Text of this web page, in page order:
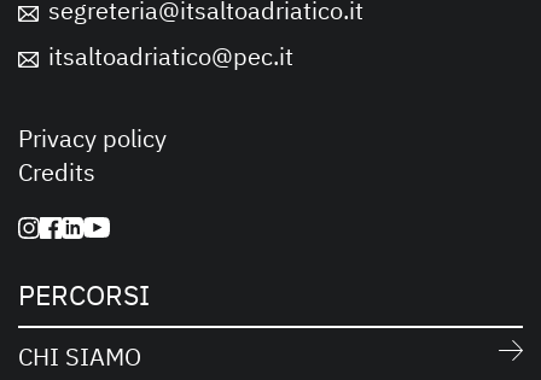
segreteria@itsaltoadriatico.it
itsaltoadriatico@pec.it
Privacy policy
Credits
PERCORSI
CHI SIAMO